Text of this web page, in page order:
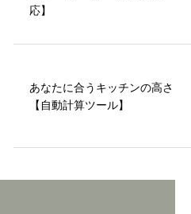
応】
あなたに合うキッチンの高さ
【自動計算ツール】